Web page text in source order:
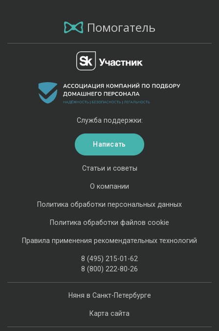
Помогатель
Няня в Санкт-Петербурге
Карта сайта
Статьи и советы
О компании
Политика обработки персональных данных
Политика обработки файлов cookie
Правила применения рекомендательных технологий
8 (495) 215-01-62
8 (800) 222-80-26
Служба поддержки:
Написать